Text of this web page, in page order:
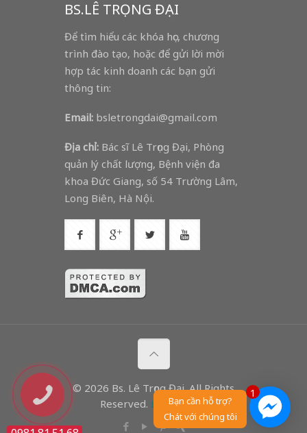
BS.LÊ TRỌNG ĐẠI
Để tìm hiểu các khóa học, chương
trình đào tạo, hoặc để gửi lời mời
hợp tác kinh doanh các bạn gửi
thông tin:
Email: bsletrongdai@gmail.com
Địa chỉ: Bác sĩ Lê Trọng Đại, Phòng
quản lý chất lượng, Bệnh viện đa
khoa Đức Giang, số 54 Trường Lâm,
Long Biên, Hà Nội.
© 2026 Bs. Lê Trọng Đại. All Rights
Reserved. Lê Trọng Đại
1
Bạn cần hỗ trợ?
Chát với chúng tôi